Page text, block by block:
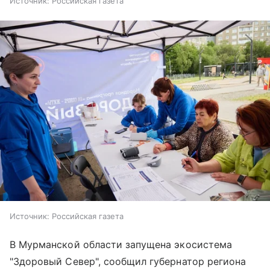
Источник: Российская газета
В Мурманской области запущена экосистема
"Здоровый Север", сообщил губернатор региона